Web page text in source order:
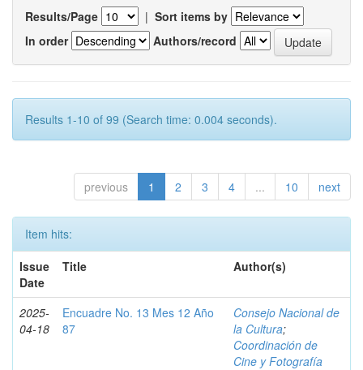
Results/Page | Sort items by
In order
Authors/record
Results 1-10 of 99 (Search time: 0.004 seconds).
previous 1 2 3 4 ... 10 next
Item hits:
Issue
Date
Title Author(s)
2025-
04-18
Encuadre No. 13 Mes 12 Año
87
Consejo Nacional de
la Cultura;
Coordinación de
Cine y Fotografía